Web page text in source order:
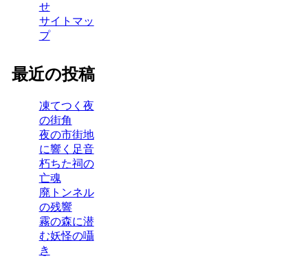
せ
サイトマッ
プ
最近の投稿
凍てつく夜
の街角
夜の市街地
に響く足音
朽ちた祠の
亡魂
廃トンネル
の残響
霧の森に潜
む妖怪の囁
き